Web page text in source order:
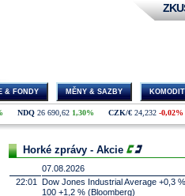
& FONDY MĚNY & SAZBY
NDQ 26 690,62 1,30% CZK/€ 24,232 -0,02%
Horké zprávy - Akcie
07.08.2026
22:01
Dow Jones Industrial Average +0,3
100 +1,2 % (Bloomberg)